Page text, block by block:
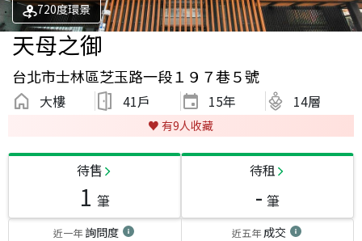
720度環景
天母之御
台北市士林區芝玉路一段１９７巷５號
大樓 41戶 15年 14層
♥️ 有9人收藏
待售
1 筆
待租
- 筆
近一年詢問度 近五年成交